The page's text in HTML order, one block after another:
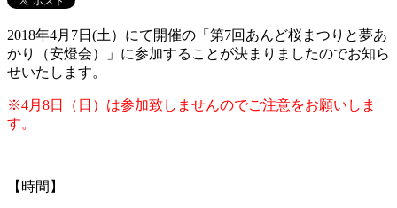
2018年4月7日(土）にて開催の「第7回あんど桜まつりと夢あ
かり（安燈会）」に参加することが決まりましたのでお知ら
せいたします。
※4月8日（日）は参加致しませんのでご注意をお願いしま
す。
【時間】